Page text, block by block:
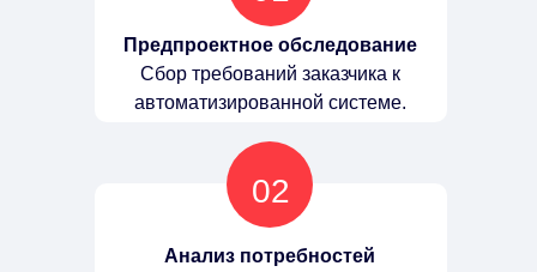
Предпроектное обследование
Сбор требований заказчика к
автоматизированной системе.
Анализ потребностей
02